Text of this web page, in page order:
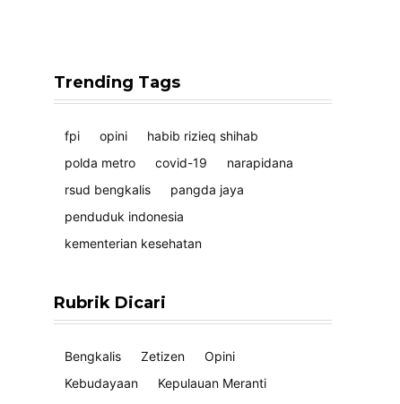
Trending Tags
fpi opini
habib rizieq shihab
polda metro
covid-19
narapidana
rsud bengkalis
pangda jaya
penduduk indonesia
kementerian kesehatan
Rubrik Dicari
Bengkalis Zetizen
Opini
Kebudayaan
Kepulauan Meranti